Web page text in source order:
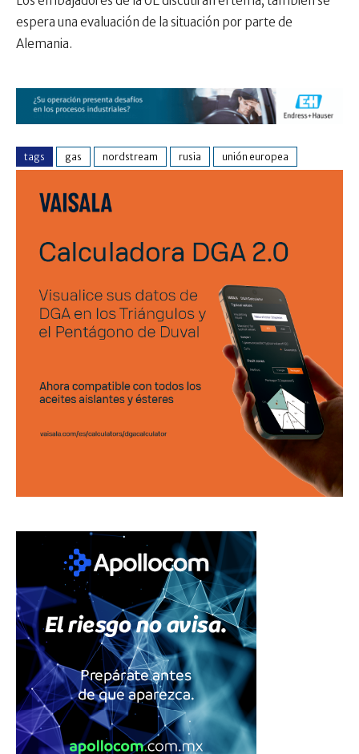
espera una evaluación de la situación por parte de
Alemania.
tags gas nordstream rusia unión europea